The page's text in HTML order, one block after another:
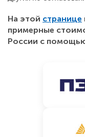
На этой странице
примерные
России с